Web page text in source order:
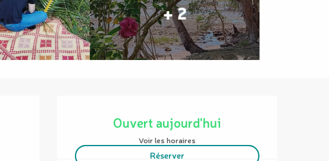
+ 2
Ouvert aujourd'hui
Voir les horaires
Réserver